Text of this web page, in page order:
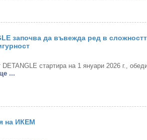
започва да въвежда ред в
DETANGLE стартира на 1 януари 2026 г.,
...
на ИКЕМ